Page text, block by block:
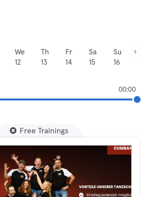
We
12
Th
13
Fr
14
Sa
15
Su
16
00:00
Free Trainings